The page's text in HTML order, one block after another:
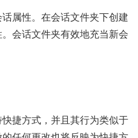
属性。在会话文件夹下创建
会话文件夹有效地充当新会
捷方式，并且其行为类似于